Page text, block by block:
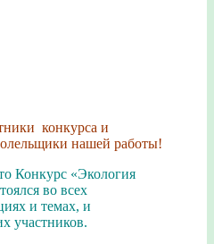
конкурса и
нашей работы!
Конкурс «Экология
во всех
и темах, и
участников.